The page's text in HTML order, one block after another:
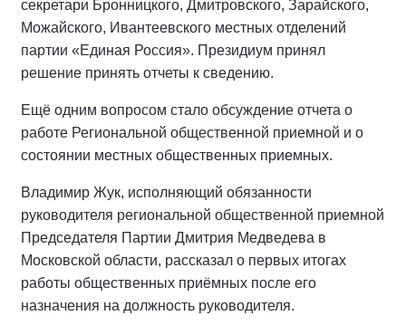
секретари Бронницкого, Дмитровского, Зарайского,
Можайского, Ивантеевского местных отделений
партии «Единая Россия». Президиум принял
решение принять отчеты к сведению.
Ещё одним вопросом стало обсуждение отчета о
работе Региональной общественной приемной и о
состоянии местных общественных приемных.
Владимир Жук, исполняющий обязанности
руководителя региональной общественной приемной
Председателя Партии Дмитрия Медведева в
Московской области, рассказал о первых итогах
работы общественных приёмных после его
назначения на должность руководителя.